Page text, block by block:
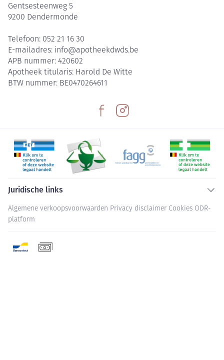
Gentsesteenweg 5
9200 Dendermonde
Telefoon: 052 21 16 30
E-mailadres: info@apotheekdwds.be
APB nummer: 420602
Apotheek titularis: Harold De Witte
BTW nummer: BE0470264611
Juridische links
Algemene verkoopsvoorwaarden Privacy disclaimer Cookies ODR-
platform